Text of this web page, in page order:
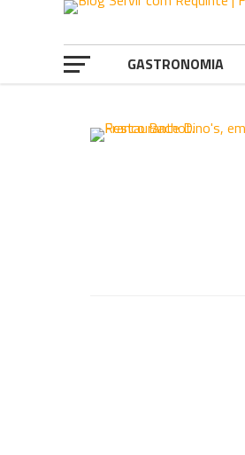
GASTRONOMIA